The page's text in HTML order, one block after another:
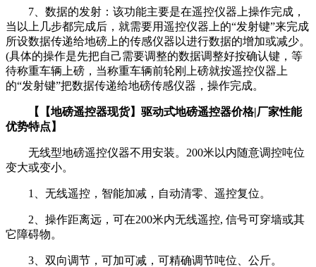
7、数据的发射：该功能主要是在遥控仪器上操作完成，
当以上几步都完成后，就需要用遥控仪器上的“发射键”来完成
所设数据传递给地磅上的传感仪器以进行数据的增加或减少。
(具体的操作是先把自己需要调整的数据调整好按确认键，等
待称重车辆上磅，当称重车辆前轮刚上磅就按遥控仪器上
的“发射键”把数据传递给地磅传感仪器，操作完成。
【【地磅遥控器现货】驱动式地磅遥控器价格|厂家性能
优势特点】
无线型地磅遥控仪器不用安装。200米以内随意调控吨位
变大或变小。
1、无线遥控，智能加减，自动清零、遥控复位。
2、操作距离远，可在200米内无线遥控, 信号可穿墙或其
它障碍物。
3、双向调节，可加可减，可精确调节吨位、公斤。